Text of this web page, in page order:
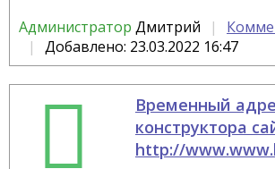
Администратор Дмитрий
Добавлено: 23.03.2022 16:47
Временный
конструктора
http://